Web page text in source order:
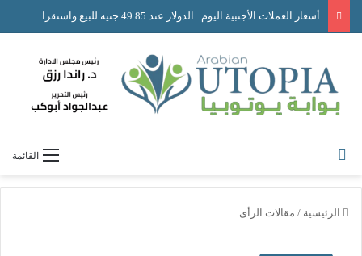
أسعار العملات الأجنبية اليوم.. الدولار عند 49.85 جنيه للبيع واستقرار حركة الصرف
القائمة
الرئيسية / مقالات الرأى